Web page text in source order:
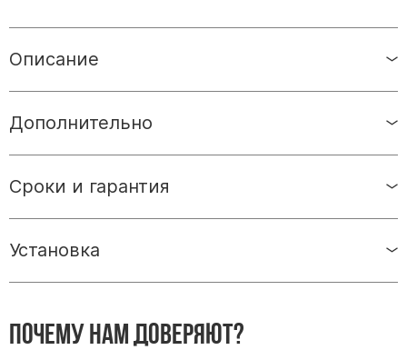
Памятники классические
Памятники книга
Памятники красивые
Памятники современные
Памятники стандартные
Описание
Дополнительно
Сроки и гарантия
Установка
Почему нам доверяют?